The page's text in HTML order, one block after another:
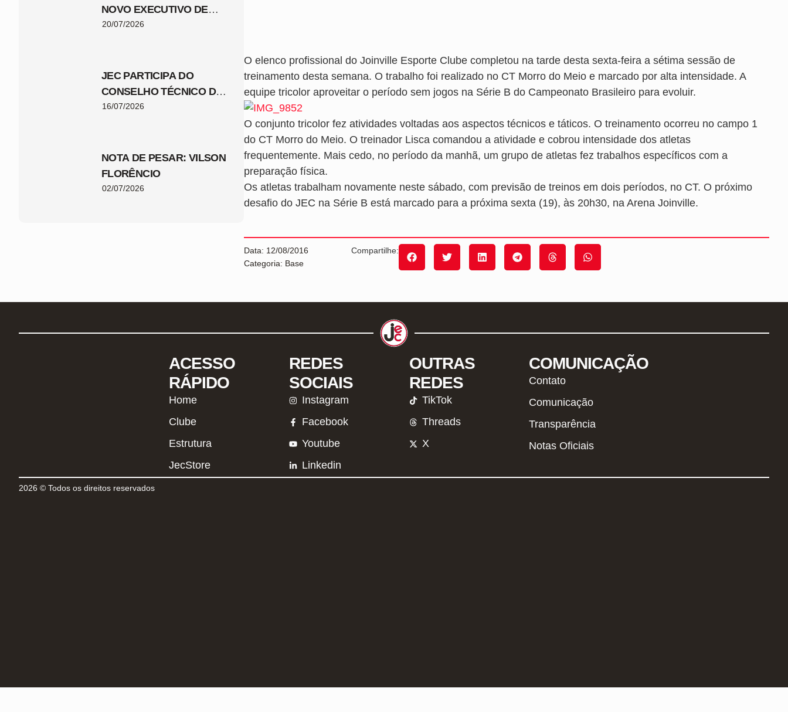
NOVO EXECUTIVO DE
FUTEBOL DO JEC
20/07/2026
JEC PARTICIPA DO
CONSELHO TÉCNICO DA
COPA SANTA CATARINA
16/07/2026
NOTA DE PESAR: VILSON
FLORÊNCIO
02/07/2026
O elenco profissional do Joinville Esporte Clube completou na tarde desta sexta-feira a sétima sessão de
treinamento desta semana. O trabalho foi realizado no CT Morro do Meio e marcado por alta intensidade. A
equipe tricolor aproveitar o período sem jogos na Série B do Campeonato Brasileiro para evoluir.
O conjunto tricolor fez atividades voltadas aos aspectos técnicos e táticos. O treinamento ocorreu no campo 1
do CT Morro do Meio. O treinador Lisca comandou a atividade e cobrou intensidade dos atletas
frequentemente. Mais cedo, no período da manhã, um grupo de atletas fez trabalhos específicos com a
preparação física.
Os atletas trabalham novamente neste sábado, com previsão de treinos em dois períodos, no CT. O próximo
desafio do JEC na Série B está marcado para a próxima sexta (19), às 20h30, na Arena Joinville.
Data: 12/08/2016
Categoria: Base
Compartilhe:
ACESSO
RÁPIDO
Home
Clube
Estrutura
JecStore
REDES
SOCIAIS
Instagram
Facebook
Youtube
Linkedin
OUTRAS
REDES
TikTok
Threads
X
COMUNICAÇÃO
Contato
Comunicação
Transparência
Notas Oficiais
2026 © Todos os direitos reservados